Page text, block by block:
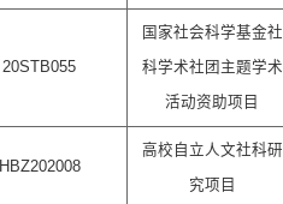
20STB055
国家社会科学基金社
科学术社团主题学术
活动资助项目
HBZ202008
高校自立人文社科研
究项目